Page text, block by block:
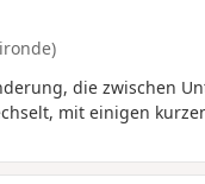
die zwischen
mit einigen